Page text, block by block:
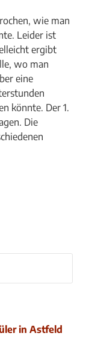
wie man
Leider ist
ergibt
wo man
eine
könnte. Der 1.
Die
in Astfeld